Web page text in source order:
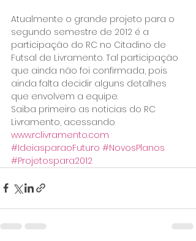
Atualmente o grande projeto para o
segundo semestre de 2012 é a
participação do RC no Citadino de
Futsal de Livramento. Tal participação
que ainda não foi confirmada, pois
ainda falta decidir alguns detalhes
que envolvem a equipe.
Saiba primeiro as noticias do RC
Livramento, acessando
www.rclivramento.com
#IdeiasparaoFuturo #NovosPlanos
#Projetospara2012